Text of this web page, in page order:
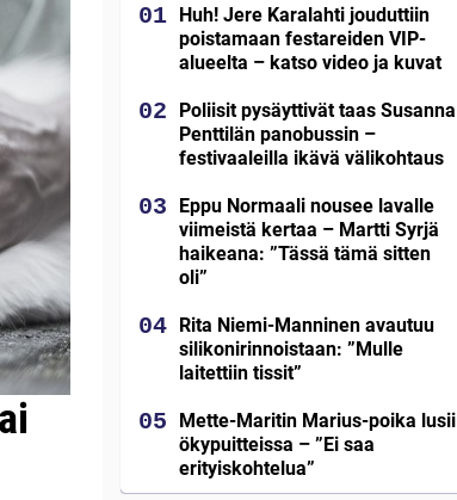
Huh! Jere Karalahti jouduttiin
poistamaan festareiden VIP-
alueelta – katso video ja kuvat
Poliisit pysäyttivät taas Susanna
Penttilän panobussin –
festivaaleilla ikävä välikohtaus
Eppu Normaali nousee lavalle
viimeistä kertaa – Martti Syrjä
haikeana: ”Tässä tämä sitten
oli”
Rita Niemi-Manninen avautuu
silikonirinnoistaan: ”Mulle
laitettiin tissit”
Mette-Maritin Marius-poika lusii
ökypuitteissa – ”Ei saa
erityiskohtelua”